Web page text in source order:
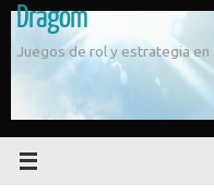
Saltar
contenido
Dragom
Juegos de rol y estrategia